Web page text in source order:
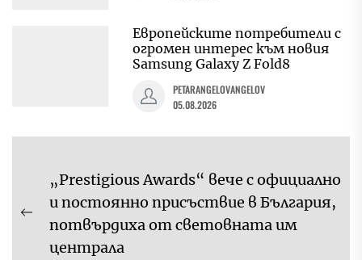
Европейските потребители с
огромен интерес към новия
Samsung Galaxy Z Fold8
PETARANGELOVANGELOV
05.08.2026
Навигация
Previous
post:
„Prestigious Awards“ вече с официално
и постоянно присъствие в България,
потвърдиха от световната им
централа